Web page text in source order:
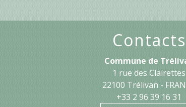
Contacts
Commune de
1 rue des Clairettes
22100 Trélivan -
+33 2 96 39 16 31